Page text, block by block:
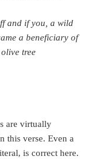
and if you, a wild
a beneficiary of
tree
are virtually
this verse. Even a
is correct here.